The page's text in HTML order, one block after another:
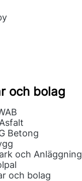
och bolag
Betong
och Anläggning
och bolag